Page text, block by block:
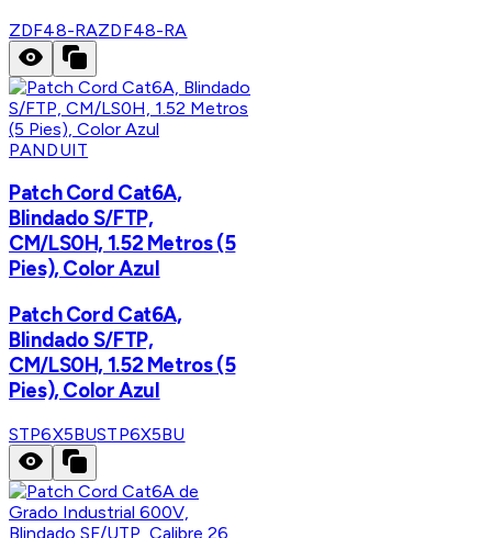
ZDF48-RAZDF48-RA
PANDUIT
Patch Cord Cat6A,
Blindado S/FTP,
CM/LS0H, 1.52 Metros (5
Pies), Color Azul
Patch Cord Cat6A,
Blindado S/FTP,
CM/LS0H, 1.52 Metros (5
Pies), Color Azul
STP6X5BUSTP6X5BU